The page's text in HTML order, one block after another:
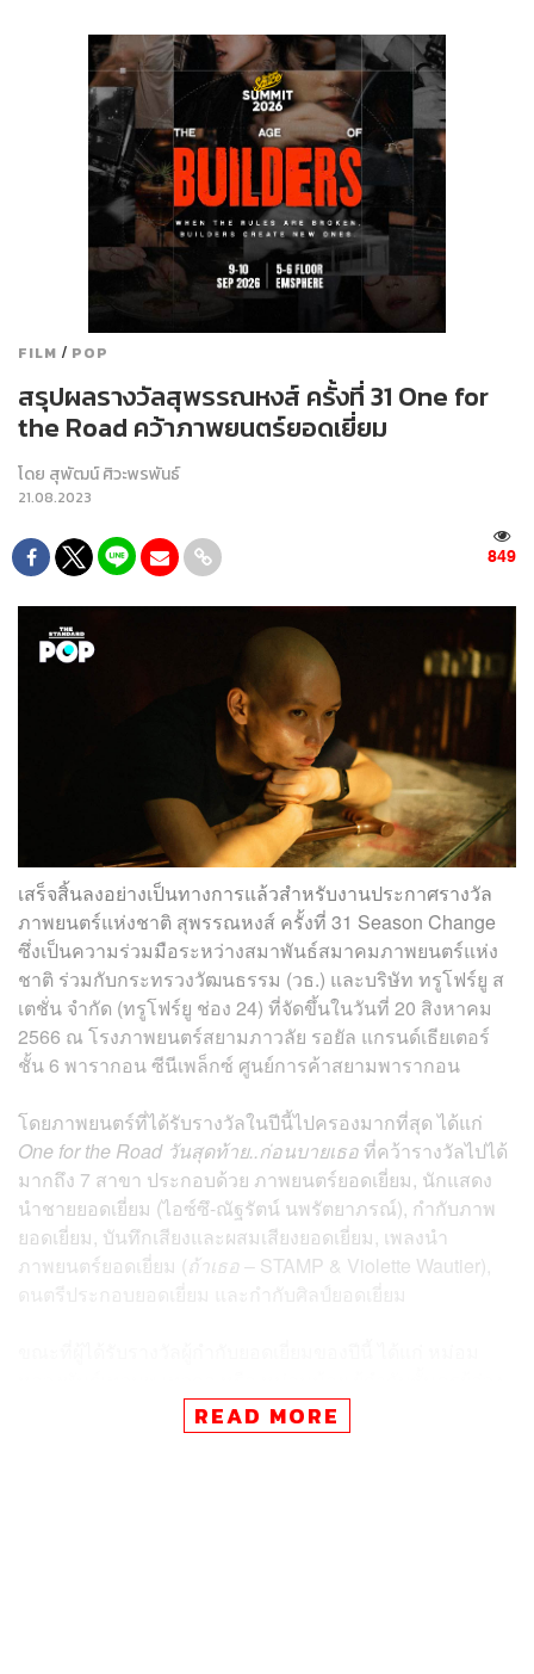
FILM / POP
สรุปผลรางวัลสุพรรณหงส์ ครั้งที่ 31 One for
the Road คว้าภาพยนตร์ยอดเยี่ยม
โดย สุพัฒน์ ศิวะพรพันธ์
21.08.2023
849
เสร็จสิ้นลงอย่างเป็นทางการแล้วสำหรับงานประกาศรางวัล
ภาพยนตร์แห่งชาติ สุพรรณหงส์ ครั้งที่ 31 Season Change
ซึ่งเป็นความร่วมมือระหว่างสมาพันธ์สมาคมภาพยนตร์แห่ง
ชาติ ร่วมกับกระทรวงวัฒนธรรม (วธ.) และบริษัท ทรูโฟร์ยู ส
เตชั่น จำกัด (ทรูโฟร์ยู ช่อง 24) ที่จัดขึ้นในวันที่ 20 สิงหาคม
2566 ณ โรงภาพยนตร์สยามภาวลัย รอยัล แกรนด์เธียเตอร์
ชั้น 6 พารากอน ซีนีเพล็กซ์ ศูนย์การค้าสยามพารากอน
โดยภาพยนตร์ที่ได้รับรางวัลในปีนี้ไปครองมากที่สุด ได้แก่
One for the Road วันสุดท้าย..ก่อนบายเธอที่คว้ารางวัลไปได้
มากถึง 7 สาขา ประกอบด้วย ภาพยนตร์ยอดเยี่ยม, นักแสดง
นำชายยอดเยี่ยม (ไอซ์ซึ-ณัฐรัตน์ นพรัตยาภรณ์), กำกับภาพ
ยอดเยี่ยม, บันทึกเสียงและผสมเสียงยอดเยี่ยม, เพลงนำ
ภาพยนตร์ยอดเยี่ยม (ถ้าเธอ – STAMP & Violette Wautier),
ดนตรีประกอบยอดเยี่ยม และกำกับศิลป์ยอดเยี่ยม
ลับจากภาพยนตร์เรื่องมายาพิศวง
READ MORE